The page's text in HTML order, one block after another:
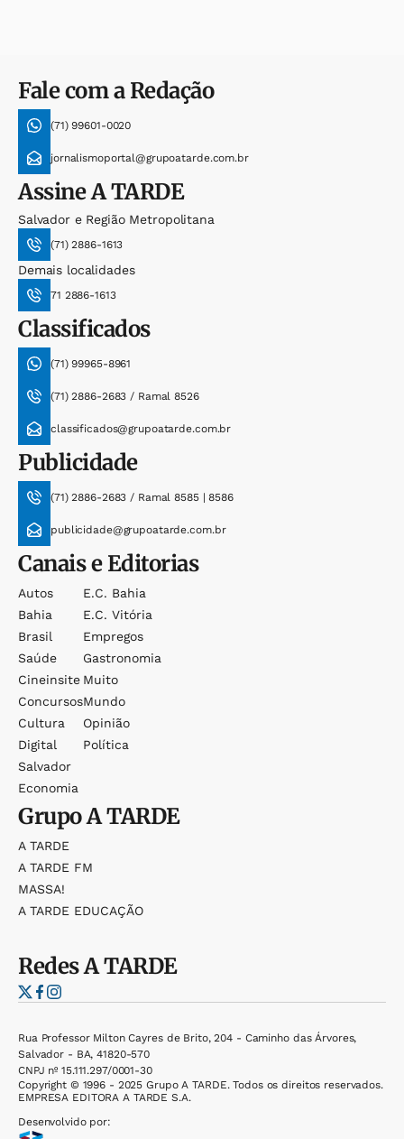
Fale com a Redação
(71) 99601-0020
jornalismoportal@grupoatarde.com.br
AssineA TARDE
Salvador e Região Metropolitana
(71) 2886-1613
Demais localidades
71 2886-1613
Classificados
(71) 99965-8961
(71) 2886-2683 / Ramal 8526
classificados@grupoatarde.com.br
Publicidade
(71) 2886-2683 / Ramal 8585 | 8586
publicidade@grupoatarde.com.br
Canais e Editorias
Autos
Bahia
Brasil
Saúde
Cineinsite
Concursos
Cultura
Digital
Salvador
Economia
E.c. Bahia
E.c. Vitória
Empregos
Gastronomia
Muito
Mundo
Opinião
Política
GrupoA TARDE
A TARDE
A TARDE FM
MASSA!
A TARDE EDUCAÇÃO
RedesA TARDE
Rua Professor Milton Cayres de Brito, 204 - Caminho das Árvores,
Salvador - BA, 41820-570
CNPJ nº 15.111.297/0001-30
Copyright © 1996 - 2025 Grupo A TARDE. Todos os direitos reservados.
EMPRESA EDITORA A TARDE S.A.
Desenvolvido por: